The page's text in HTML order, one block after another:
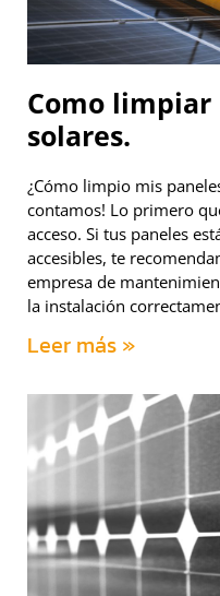
Como limpiar
solares.
¿Cómo limpio mis
contamos! Lo primero
acceso. Si tus paneles
accesibles, te
empresa de
la instalación
Leer más »